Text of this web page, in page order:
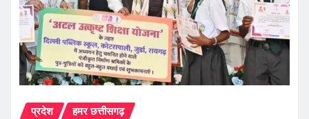
प्रदेश हमर छत्तीसगढ़